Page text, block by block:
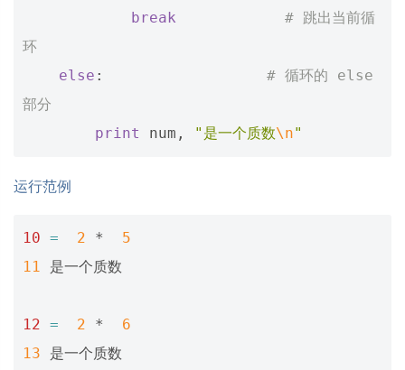
break
# 跳出当前循
环
else :
# 循环的 else
部分
print
num , "是一个质数\n"
运行范例
10 = 2 * 5
11 是一个质数
12 = 2 * 6
13 是一个质数